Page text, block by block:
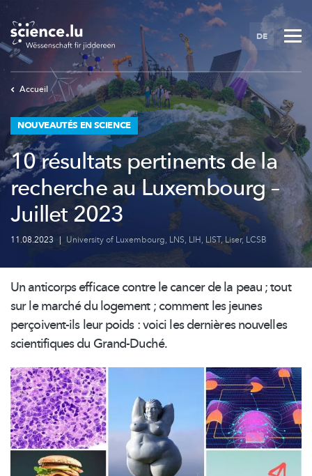
Skip
main
content
DE
Accueil
NOUVEAUTÉS EN SCIENCE
10 résultats pertinents de la
recherche au Luxembourg –
Juillet 2023
11.08.2023 | University of Luxembourg, LNS, LIH, LIST, Liser, LCSB
Un anticorps efficace contre le cancer de la peau ; tout
sur le marché du logement ; comment les jeunes
perçoivent-ilsleur poids : voici les dernières nouvelles
scientifiques du Grand-Duché.